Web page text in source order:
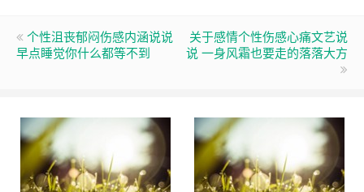
个性沮丧郁闷伤感内涵说说
早点睡觉你什么都等不到
关于感情个性伤感心痛文艺说
说 一身风霜也要走的落落大方